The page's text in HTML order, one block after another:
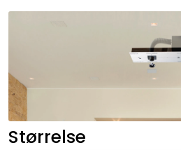
Størrelse